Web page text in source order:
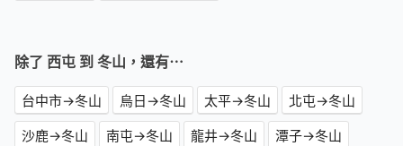
除了 西屯 到 冬山，還有⋯
台中市→冬山 烏日→冬山 太平→冬山
北屯→冬山
沙鹿→冬山
南屯→冬山 龍井→冬山
潭子→冬山